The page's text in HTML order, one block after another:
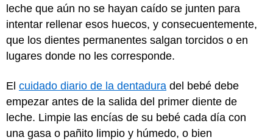
leche que aún no se hayan caído se junten para
intentar rellenar esos huecos, y consecuentemente,
que los dientes permanentes salgan torcidos o en
lugares donde no les corresponde.
El cuidado diario de la dentadura del bebé debe
empezar antes de la salida del primer diente de
leche. Limpie las encías de su bebé cada día con
una gasa o pañito limpio y húmedo, o bien